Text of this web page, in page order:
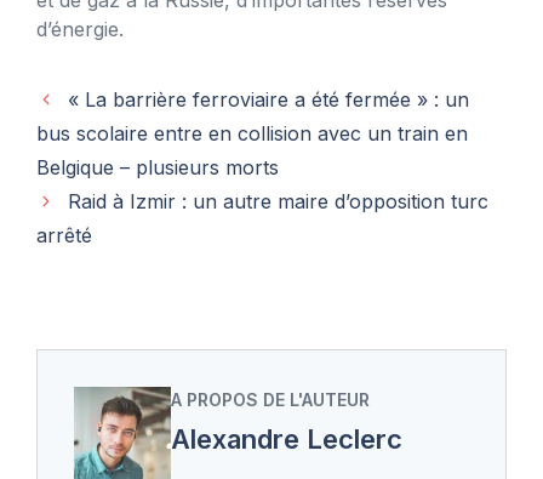
d’énergie.
« La barrière ferroviaire a été fermée » : un
bus scolaire entre en collision avec un train en
Belgique – plusieurs morts
Raid à Izmir : un autre maire d’opposition turc
arrêté
A PROPOS DE L'AUTEUR
Alexandre Leclerc